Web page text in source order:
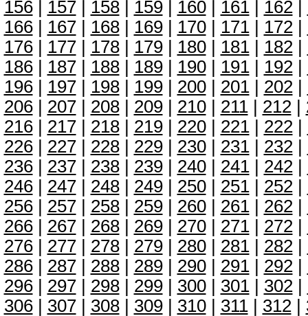
156| 157| 158| 159| 160| 161| 162|
166| 167| 168| 169| 170| 171| 172|
176| 177| 178| 179| 180| 181| 182|
186| 187| 188| 189| 190| 191| 192|
196| 197| 198| 199| 200| 201| 202|
206| 207| 208| 209| 210| 211| 212|
216| 217| 218| 219| 220| 221| 222|
226| 227| 228| 229| 230| 231| 232|
236| 237| 238| 239| 240| 241| 242|
246| 247| 248| 249| 250| 251| 252|
256| 257| 258| 259| 260| 261| 262|
266| 267| 268| 269| 270| 271| 272|
276| 277| 278| 279| 280| 281| 282|
286| 287| 288| 289| 290| 291| 292|
296| 297| 298| 299| 300| 301| 302|
306| 307| 308| 309| 310| 311| 312|